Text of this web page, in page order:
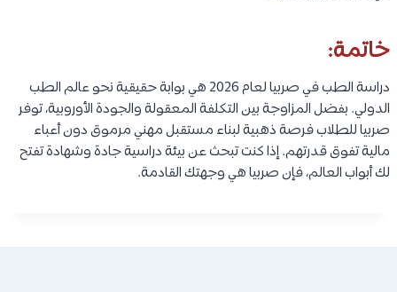
خاتمة:
دراسة الطب في صربيا لعام 2026 هي بوابة حقيقية نحو عالم الطب
الدولي. بفضل المزاوجة بين التكلفة المعقولة والجودة الأوروبية، توفر
صربيا للطلاب فرصة ذهبية لبناء مستقبل مهني مرموق دون أعباء
مالية تفوق قدرتهم. إذا كنت تبحث عن بيئة دراسية جادة وشهادة تفتح
لك أبواب العالم، فإن صربيا هي وجهتك القادمة.